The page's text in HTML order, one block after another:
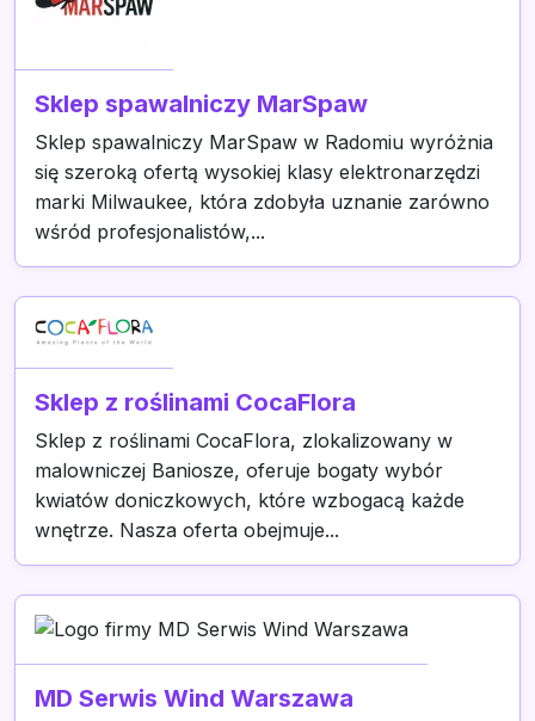
Sklep spawalniczy MarSpaw
Sklep spawalniczy MarSpaw w Radomiu wyróżnia
się szeroką ofertą wysokiej klasy elektronarzędzi
marki Milwaukee, która zdobyła uznanie zarówno
wśród profesjonalistów,...
Sklep z roślinami CocaFlora
Sklep z roślinami CocaFlora, zlokalizowany w
malowniczej Baniosze, oferuje bogaty wybór
kwiatów doniczkowych, które wzbogacą każde
wnętrze. Nasza oferta obejmuje...
MD Serwis Wind Warszawa